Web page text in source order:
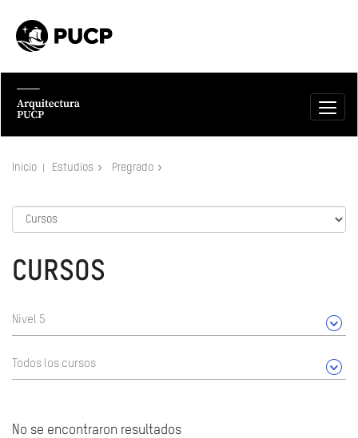
Inicio Estudios Pregrado
CURSOS
Nivel 5
Todos los cursos
No se encontraron resultados